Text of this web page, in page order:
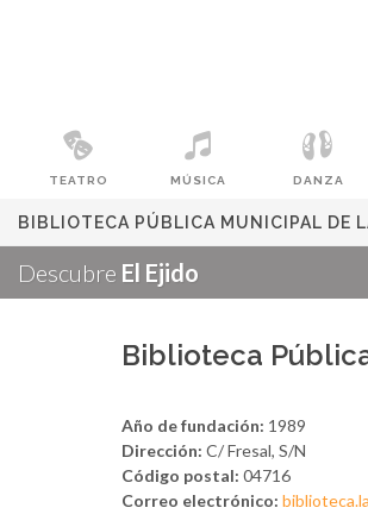
TEATRO MÚSICA DANZA
BIBLIOTECA PÚBLICA MUNICIPAL DE
Descubre El Ejido
Biblioteca
Año de fundación: 1989
Dirección: C/ Fresal, S/N
Código postal: 04716
Correo electrónico: